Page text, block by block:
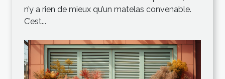
n’y a rien de mieux qu’un matelas convenable.
C’est...